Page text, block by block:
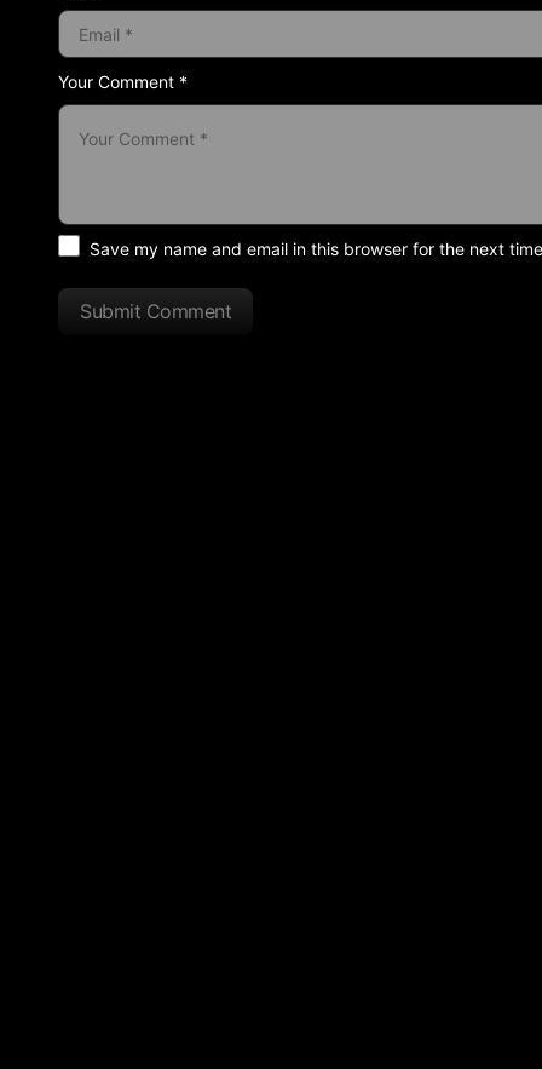
Your Comment *
Save my name and email in this browser for the next
Submit Comment